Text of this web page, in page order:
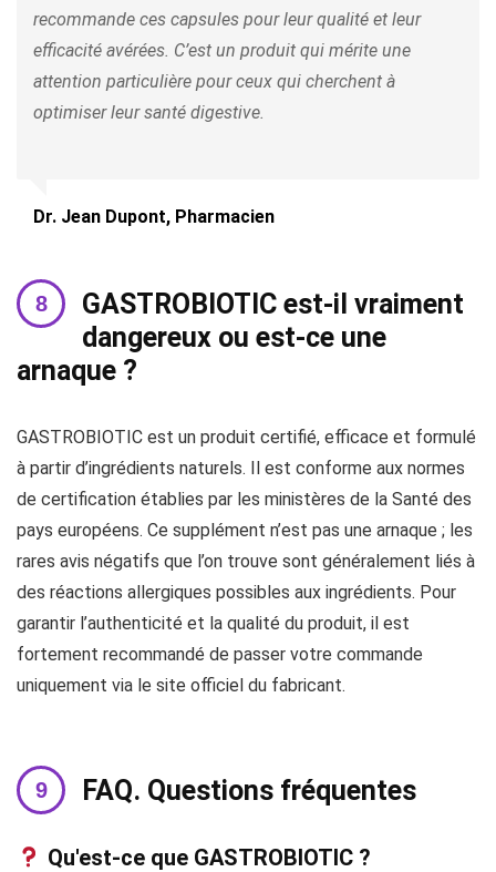
recommande ces capsules pour leur qualité et leur
efficacité avérées. C’est un produit qui mérite une
attention particulière pour ceux qui cherchent à
optimiser leur santé digestive.
Dr. Jean Dupont, Pharmacien
GASTROBIOTIC est-il vraiment
dangereux ou est-ce une
arnaque ?
GASTROBIOTIC est un produit certifié, efficace et formulé
à partir d’ingrédients naturels. Il est conforme aux normes
de certification établies par les ministères de la Santé des
pays européens. Ce supplément n’est pas une arnaque ; les
rares avis négatifs que l’on trouve sont généralement liés à
des réactions allergiques possibles aux ingrédients. Pour
garantir l’authenticité et la qualité du produit, il est
fortement recommandé de passer votre commande
uniquement via le site officiel du fabricant.
FAQ. Questions fréquentes
Qu'est-ce que GASTROBIOTIC ?